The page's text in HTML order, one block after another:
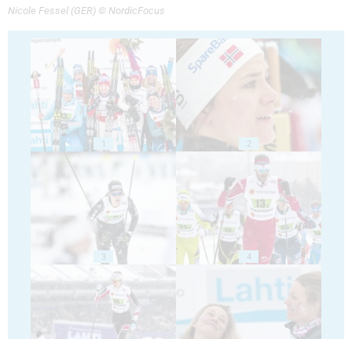
Nicole Fessel (GER) © NordicFocus
1 2
3 4